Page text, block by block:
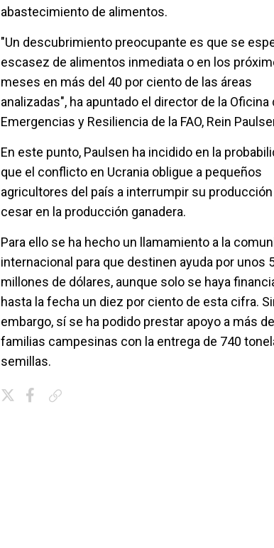
abastecimiento de alimentos.
"Un descubrimiento preocupante es que se
escasez de alimentos inmediata o en los
meses en más del 40 por ciento de las áreas
analizadas", ha apuntado el director de la Oficina
Emergencias y Resiliencia de la FAO, Rein
En este punto, Paulsen ha incidido en la
que el conflicto en Ucrania obligue a pequeños
agricultores del país a interrumpir su producción
cesar en la producción ganadera.
Para ello se ha hecho un llamamiento a la
internacional para que destinen ayuda por unos
millones de dólares, aunque solo se haya
hasta la fecha un diez por ciento de esta cifra.
embargo, sí se ha podido prestar apoyo a más
familias campesinas con la entrega de 740
semillas.